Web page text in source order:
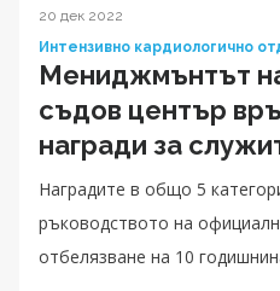
20 дек 2022
Интензивно кардиологично
Мениджмънтът
съдов център
награди за
Наградите в общо 5
ръководството на
отбелязване на 10